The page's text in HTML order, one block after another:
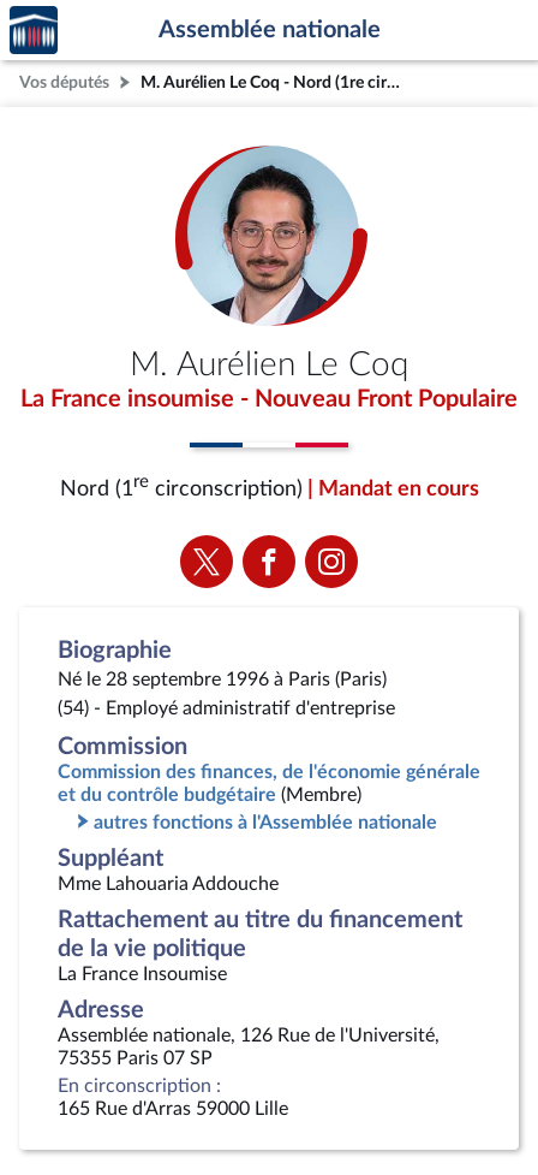
Aller au contenu
Aller en bas de la page
Accèder
à la
page
d'accueil
Assemblée nationale
Vos députés M. Aurélien Le Coq - Nord (1re circonscription)
M. Aurélien Le Coq
La France insoumise - Nouveau Front Populaire
Nord (1recirconscription) | Mandat en cours
Voir
la
Voir
la
Voir
la
Biographie
Né le 28 septembre 1996 à Paris (Paris)
(54) - Employé administratif d'entreprise
Commission
Commission des finances, de l'économie générale
et du contrôle budgétaire (Membre)
autres fonctions à l'Assemblée nationale
Suppléant
Mme Lahouaria Addouche
Rattachement au titre du financement
de la vie politique
La France Insoumise
Adresse
Assemblée nationale, 126 Rue de l'Université,
75355 Paris 07 SP
En circonscription :
165 Rue d'Arras 59000 Lille